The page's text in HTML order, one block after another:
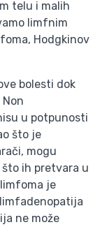
telu i malih
limfnim
Hodgkinov
bolesti dok
u potpunosti
što je
mogu
ih pretvara u
je
ne može